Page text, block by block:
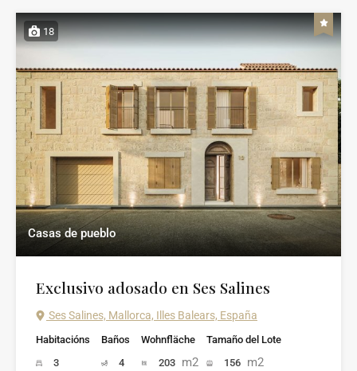
18
Casas de pueblo
Exclusivo adosado en Ses Salines
Ses Salines, Mallorca, Illes Balears, España
Habitacións
3
Baños
4
Wohnfläche
203 m2
Tamaño del Lote
156 m2